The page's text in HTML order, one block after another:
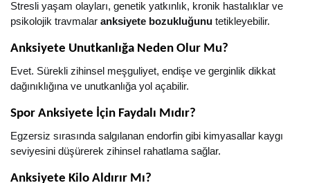
Stresli yaşam olayları, genetik yatkınlık, kronik hastalıklar ve
psikolojik travmalar anksiyete bozukluğunu tetikleyebilir.
Anksiyete Unutkanlığa Neden Olur Mu?
Evet. Sürekli zihinsel meşguliyet, endişe ve gerginlik dikkat
dağınıklığına ve unutkanlığa yol açabilir.
Spor Anksiyete İçin Faydalı Mıdır?
Egzersiz sırasında salgılanan endorfin gibi kimyasallar kaygı
seviyesini düşürerek zihinsel rahatlama sağlar.
Anksiyete Kilo Aldırır Mı?